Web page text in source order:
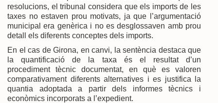
resolucions, el tribunal considera que els imports de les
taxes no estaven prou motivats, ja que l’argumentació
municipal era genèrica i no es desglossaven amb prou
detall els diferents conceptes dels imports.
En el cas de Girona, en canvi, la sentència destaca que
la quantificació de la taxa és el resultat d’un
procediment tècnic documentat, en què es valoren
comparativament diferents alternatives i es justifica la
quantia adoptada a partir dels informes tècnics i
econòmics incorporats a l’expedient.